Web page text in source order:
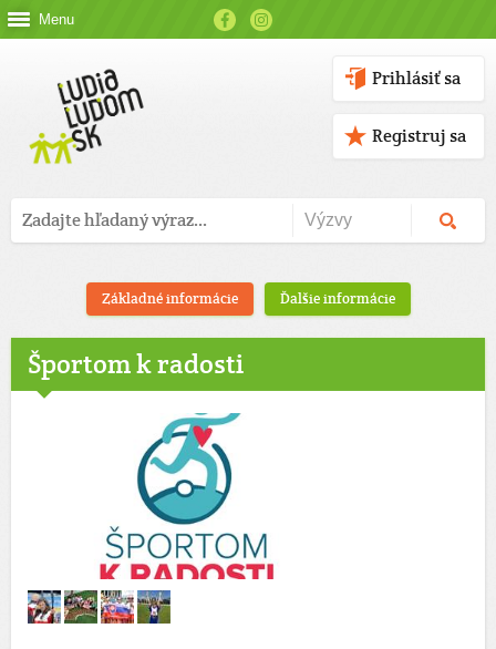
Menu
Prihlásiť sa
Registruj sa
Základné informácie Ďalšie informácie
Športom k radosti